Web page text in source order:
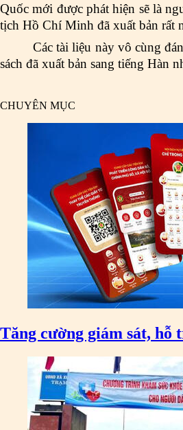
Quốc mới được phát hiện sẽ là
tịch Hồ Chí Minh đã xuất bản rất
Các tài liệu này vô cùng
sách đã xuất bản sang tiếng
CHUYÊN MỤC
Tăng cường giám sát, hỗ